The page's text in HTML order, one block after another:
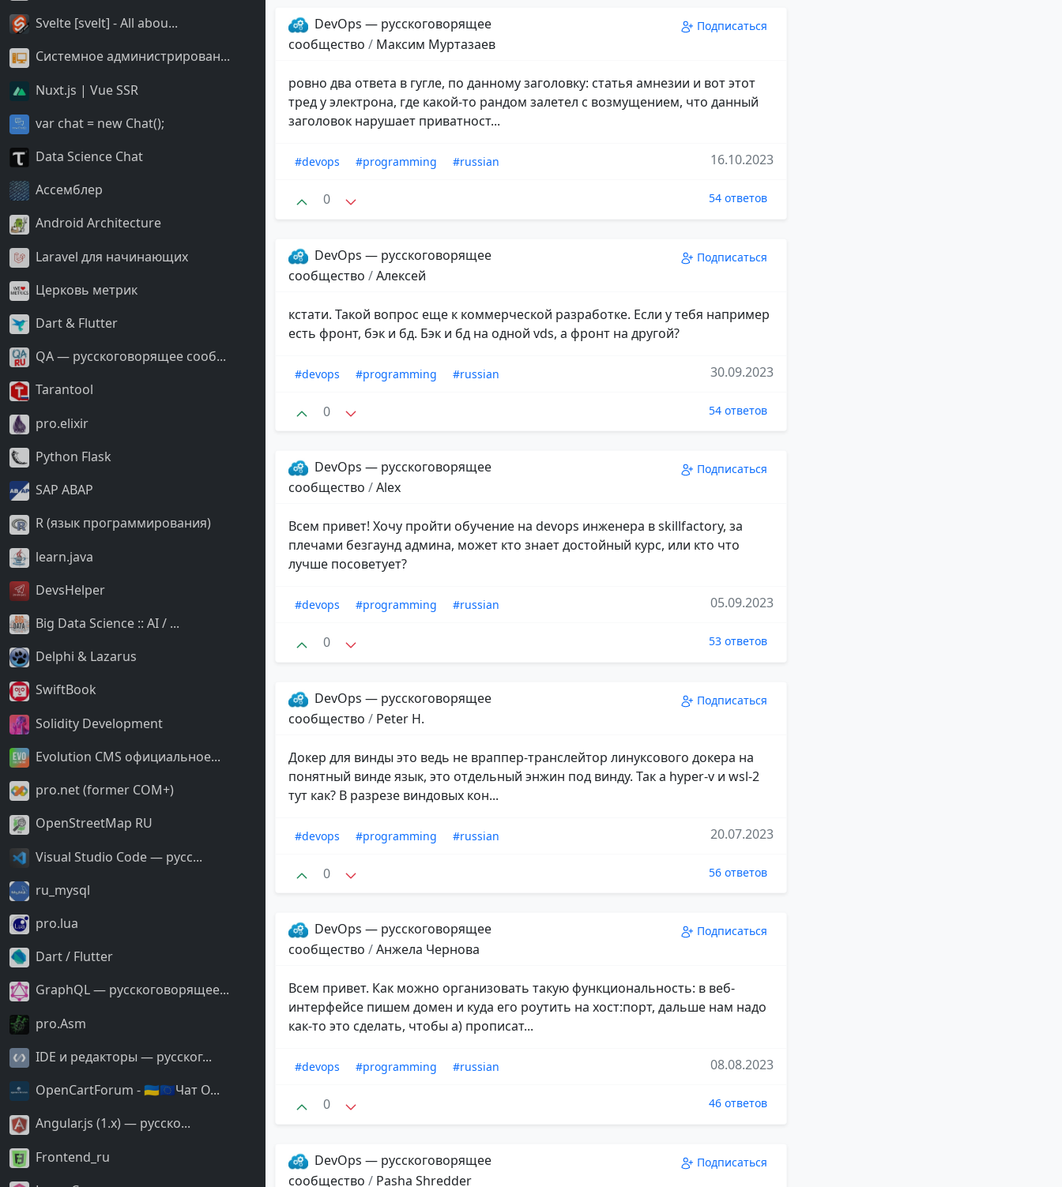
Svelte [svelt] - All abou...
Системное администрирован...
Nuxt.js | Vue SSR
var chat = new Chat();
Data Science Chat
Ассемблер
Android Architecture
Laravel для начинающих
Церковь метрик
Dart & Flutter
QA — русскоговорящее сооб...
Tarantool
pro.elixir
Python Flask
SAP ABAP
R (язык программирования)
learn.java
DevsHelper
Big Data Science :: AI / ...
Delphi & Lazarus
SwiftBook
Solidity Development
Evolution CMS официальное...
pro.net (former COM+)
OpenStreetMap RU
Visual Studio Code — русс...
ru_mysql
pro.lua
Dart / Flutter
GraphQL — русскоговорящее...
pro.Asm
IDE и редакторы — русског...
OpenCartForum - 🇺🇦🇪🇺Чат O...
Angular.js (1.x) — русско...
Frontend_ru
DevOps — русскоговорящее
сообщество / Максим Муртазаев
Подписаться
ровно два ответа в гугле, по данному заголовку: статья амнезии и вот этот
тред у электрона, где какой-то рандом залетел с возмущением, что данный
заголовок нарушает приватност...
#devops #programming #russian 16.10.2023
0 54 ответов
DevOps — русскоговорящее
сообщество /Алексей
Подписаться
кстати. Такой вопрос еще к коммерческой разработке. Если у тебя например
есть фронт, бэк и бд. Бэк и бд на одной vds, а фронт на другой?
#devops #programming #russian 30.09.2023
0 54 ответов
DevOps — русскоговорящее
сообщество /Alex
Подписаться
Всем привет! Хочу пройти обучение на devops инженера в skillfactory, за
плечами безгаунд админа, может кто знает достойный курс, или кто что
лучше посоветует?
#devops #programming #russian 05.09.2023
0 53 ответов
DevOps — русскоговорящее
сообщество / Peter H.
Подписаться
Докер для винды это ведь не враппер-транслейтор линуксового докера на
понятный винде язык, это отдельный энжин под винду. Так а hyper-v и wsl-2
тут как? В разрезе виндовых кон...
#devops #programming #russian 20.07.2023
0 56 ответов
DevOps — русскоговорящее
сообщество /Анжела Чернова
Подписаться
Всем привет. Как можно организовать такую функциональность: в веб-
интерфейсе пишем домен и куда его роутить на хост:порт, дальше нам надо
как-то это сделать, чтобы а) прописат...
#devops #programming #russian 08.08.2023
0 46 ответов
DevOps — русскоговорящее
сообщество / Pasha Shredder
Подписаться